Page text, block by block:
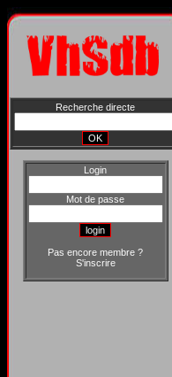
Recherche directe
Login
Mot de passe
Pas encore membre ?
S'inscrire